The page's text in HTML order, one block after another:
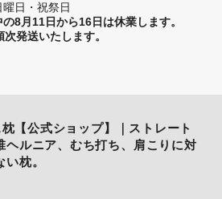
日・祝祭日
8月11日から16日は休業します。
発送いたします。
【公式ショップ】｜ストレート
ヘルニア、むち打ち、肩こりに対
枕。